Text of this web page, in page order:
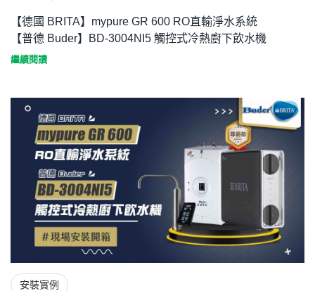
【德國 BRITA】mypure GR 600 RO直輸淨水系統
【普德 Buder】BD-3004NI5 觸控式冷熱廚下飲水機
繼續閱讀
安裝實例